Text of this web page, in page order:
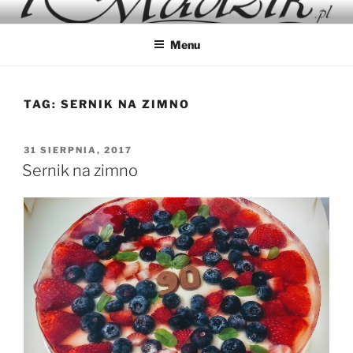
Przejdź
do
IMADZIK
Blog Kulinarny
Menu
TAG: SERNIK NA ZIMNO
OPUBLIKOWANE
W
31 SIERPNIA, 2017
Sernik na zimno